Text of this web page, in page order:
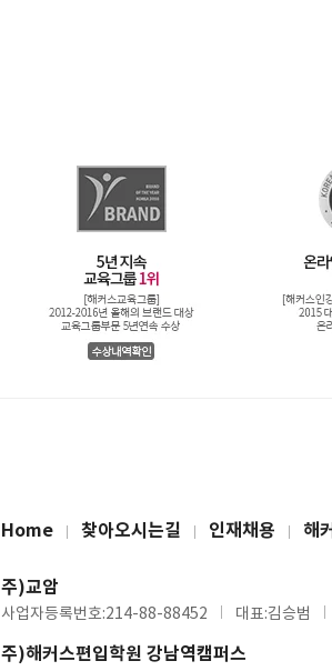
Home 찾아오시는길 인재채용 해
주)교암
사업자등록번호:214-88-88452 대표:김승범
주)해커스편입학원 강남역캠퍼스